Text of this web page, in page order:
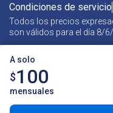
A solo
$100
mensuales
Todos los precios
son válidos para el día 8/
Condiciones de servicio